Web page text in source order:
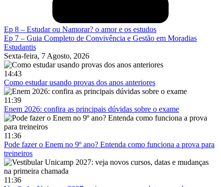
Ep 8 – Estudar ou Namorar? o amor e os estudos
Ep 7 – Guia Completo de Convivência e Gestão em Moradias
Estudantis
Sexta-feira, 7 Agosto, 2026
14:43
Como estudar usando provas dos anos anteriores
11:39
Enem 2026: confira as principais dúvidas sobre o exame
11:36
Pode fazer o Enem no 9º ano? Entenda como funciona a prova para
treineiros
11:36